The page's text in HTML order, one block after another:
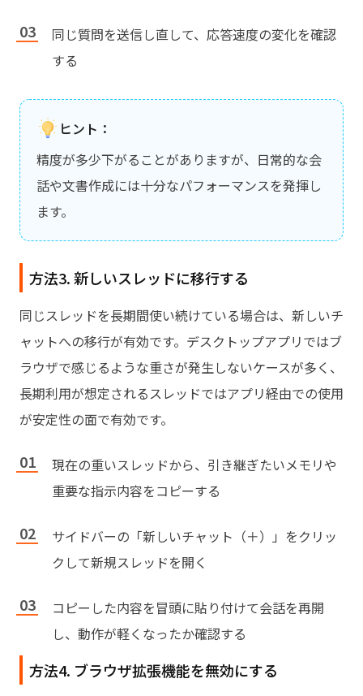
同じ質問を送信し直して、応答速度の変化を確認
する
ヒント：
精度が多少下がることがありますが、日常的な会
話や文書作成には十分なパフォーマンスを発揮し
ます。
方法3. 新しいスレッドに移行する
同じスレッドを長期間使い続けている場合は、新しいチ
ャットへの移行が有効です。デスクトップアプリではブ
ラウザで感じるような重さが発生しないケースが多く、
長期利用が想定されるスレッドではアプリ経由での使用
が安定性の面で有効です。
現在の重いスレッドから、引き継ぎたいメモリや
重要な指示内容をコピーする
サイドバーの「新しいチャット（＋）」をクリッ
クして新規スレッドを開く
コピーした内容を冒頭に貼り付けて会話を再開
し、動作が軽くなったか確認する
方法4. ブラウザ拡張機能を無効にする